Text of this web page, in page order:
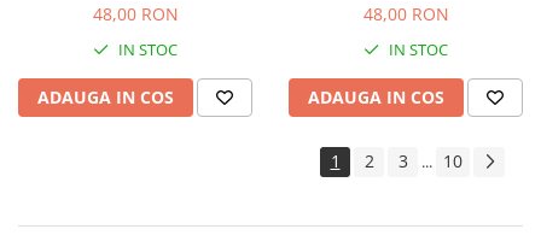
48,00 RON
IN STOC
ADAUGA IN COS
48,00 RON
IN STOC
ADAUGA IN COS
1 2 3 ... 10